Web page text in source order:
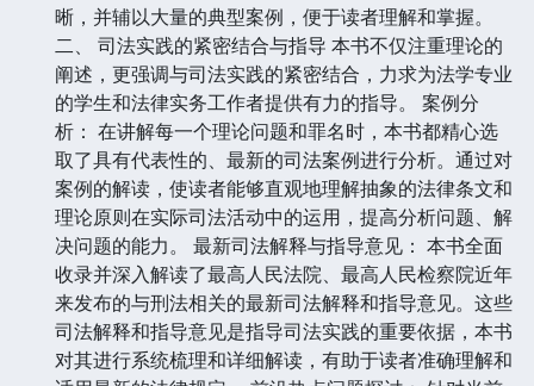
晰，并辅以大量的典型案例，便于读者理解和掌握。
二、 司法实践的紧密结合与指导 本书不仅注重理论的
阐述，更强调与司法实践的紧密结合，力求为法学专业
的学生和法律实务工作者提供有力的指导。 案例分
析： 在讲解每一个理论问题和罪名时，本书都精心选
取了具有代表性的、最新的司法案例进行分析。通过对
案例的解读，使读者能够直观地理解抽象的法律条文和
理论原则在实际司法活动中的运用，提高分析问题、解
决问题的能力。 最新司法解释与指导意见： 本书全面
收录并深入解读了最高人民法院、最高人民检察院近年
来发布的与刑法相关的最新司法解释和指导意见。这些
司法解释和指导意见是指导司法实践的重要依据，本书
对其进行系统梳理和详细解读，有助于读者准确理解和